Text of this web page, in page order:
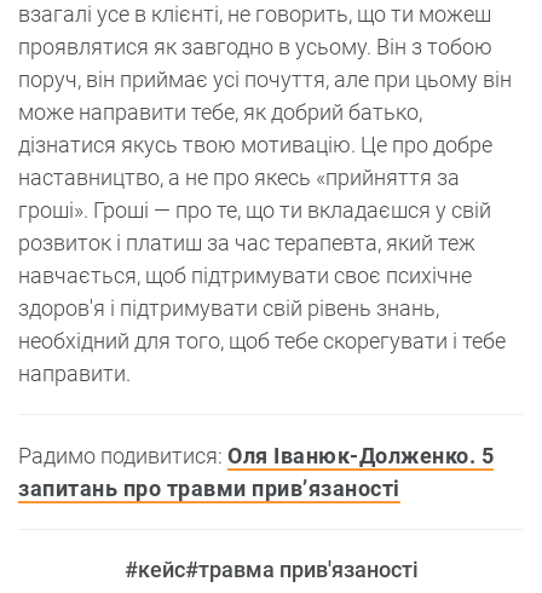
взагалі усе в клієнті, не говорить, що ти можеш
проявлятися як завгодно в усьому. Він з тобою
поруч, він приймає усі почуття, але при цьому він
може направити тебе, як добрий батько,
дізнатися якусь твою мотивацію. Це про добре
наставництво, а не про якесь «прийняття за
гроші». Гроші — про те, що ти вкладаєшся у свій
розвиток і платиш за час терапевта, який теж
навчається, щоб підтримувати своє психічне
здоров'я і підтримувати свій рівень знань,
необхідний для того, щоб тебе скорегувати і тебе
направити.
Радимо подивитися: Оля Іванюк-Долженко. 5
запитань про травми прив’язаності
#кейс#травма прив'язаності